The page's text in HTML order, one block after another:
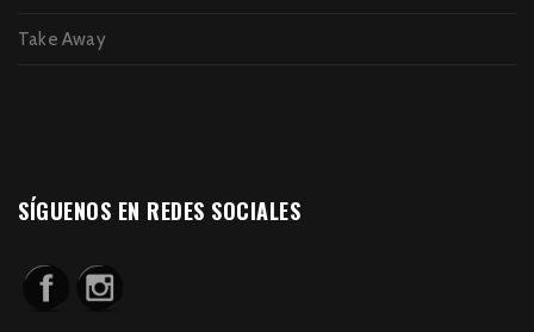
Take Away
SÍGUENOS EN REDES SOCIALES